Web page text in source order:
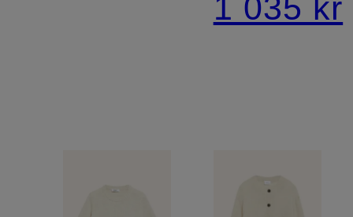
1 035 kr